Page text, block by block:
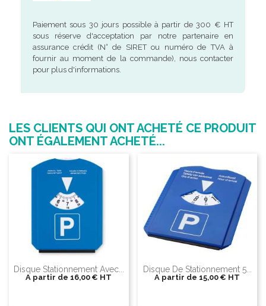
Paiement sous 30 jours possible à partir de 300 € HT
sous réserve d'acceptation par notre partenaire en
assurance crédit (N° de SIRET ou numéro de TVA à
fournir au moment de la commande), nous contacter
pour plus d'informations.
LES CLIENTS QUI ONT ACHETÉ CE PRODUIT
ONT ÉGALEMENT ACHETÉ...
Disque Stationnement Avec...
A partir de 16,00 € HT
Disque De Stationnement 5...
A partir de 15,00 € HT